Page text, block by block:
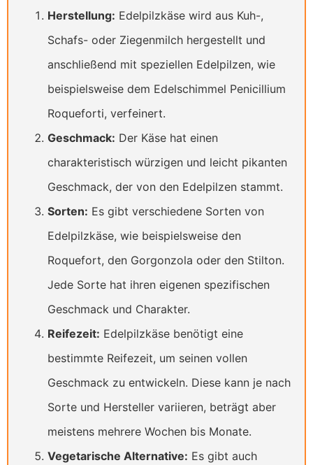
Herstellung: Edelpilzkäse wird aus Kuh-,
Schafs- oder Ziegenmilch hergestellt und
anschließend mit speziellen Edelpilzen, wie
beispielsweise dem Edelschimmel Penicillium
Roqueforti, verfeinert.
Geschmack: Der Käse hat einen
charakteristisch würzigen und leicht pikanten
Geschmack, der von den Edelpilzen stammt.
Sorten: Es gibt verschiedene Sorten von
Edelpilzkäse, wie beispielsweise den
Roquefort, den Gorgonzola oder den Stilton.
Jede Sorte hat ihren eigenen spezifischen
Geschmack und Charakter.
Reifezeit: Edelpilzkäse benötigt eine
bestimmte Reifezeit, um seinen vollen
Geschmack zu entwickeln. Diese kann je nach
Sorte und Hersteller variieren, beträgt aber
meistens mehrere Wochen bis Monate.
Vegetarische Alternative: Es gibt auch